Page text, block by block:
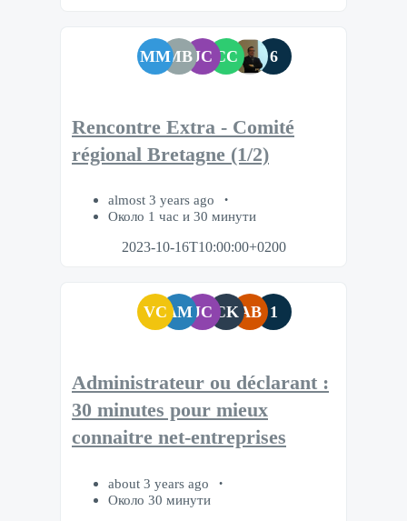
MMMBJC CC 6
Rencontre Extra - Comité
régional Bretagne (1/2)
almost 3 years ago
Около 1 час и 30 минути
2023-10-16T10:00:00+0200
VCAM JC CKAB 1
Administrateur ou déclarant :
30 minutes pour mieux
connaitre net-entreprises
about 3 years ago
Около 30 минути